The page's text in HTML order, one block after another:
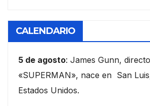
CALENDARIO
5 de agosto: James Gunn,
«SUPERMAN», nace en San
Estados Unidos.